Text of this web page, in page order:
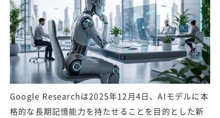
Google Researchは2025年12月4日、AIモデルに本
格的な長期記憶能力を持たせることを目的とした新